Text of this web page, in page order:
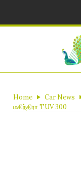
Home Car News
மகிந்திரா TUV 300